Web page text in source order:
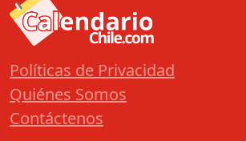
Políticas de Privacidad
Quiénes Somos
Contáctenos